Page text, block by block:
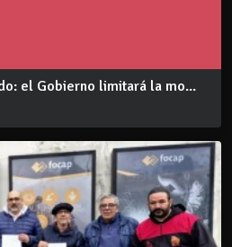
el Gobierno limitará la mo...